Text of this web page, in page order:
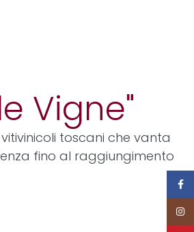
Vigne"
toscani che vanta
fino al raggiungimento